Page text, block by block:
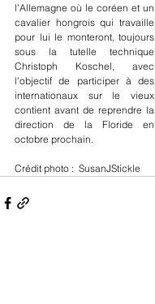
l'Allemagne où le coréen et un
cavalier hongrois qui travaille
pour lui le monteront, toujours
sous la tutelle technique
Christoph Koschel, avec
l'objectif de participer à des
internationaux sur le vieux
contient avant de reprendre la
direction de la Floride en
octobre prochain.
Crédit photo :  SusanJStickle